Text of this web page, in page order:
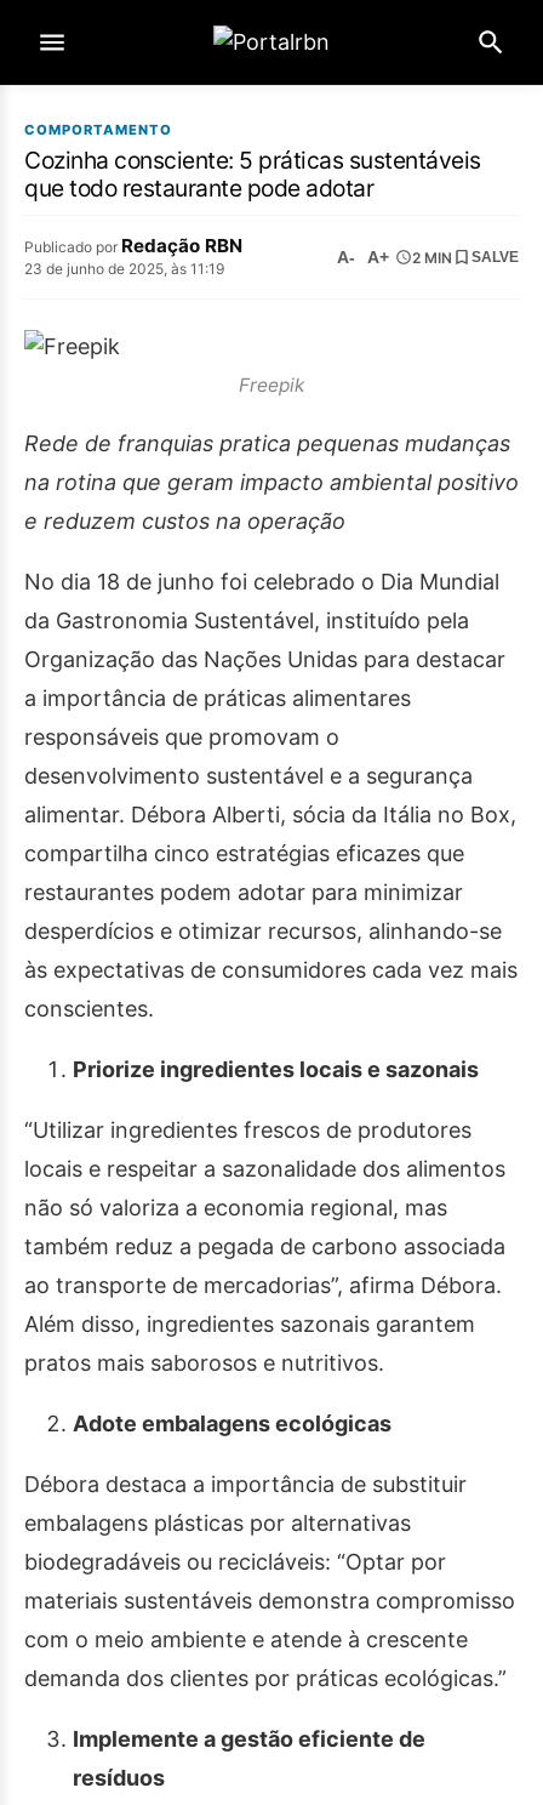
COMPORTAMENTO
Cozinha consciente: 5 práticas sustentáveis
que todo restaurante pode adotar
Publicado por Redação RBN
23 de junho de 2025, às 11:19
A- A+ 2 MIN SALVE
Freepik
Rede de franquias pratica pequenas mudanças
na rotina que geram impacto ambiental positivo
e reduzem custos na operação
No dia 18 de junho foi celebrado o Dia Mundial
da Gastronomia Sustentável, instituído pela
Organização das Nações Unidas para destacar
a importância de práticas alimentares
responsáveis que promovam o
desenvolvimento sustentável e a segurança
alimentar. Débora Alberti, sócia da Itália no Box,
compartilha cinco estratégias eficazes que
restaurantes podem adotar para minimizar
desperdícios e otimizar recursos, alinhando-se
às expectativas de consumidores cada vez mais
conscientes.
Priorize ingredientes locais e sazonais
“Utilizar ingredientes frescos de produtores
locais e respeitar a sazonalidade dos alimentos
não só valoriza a economia regional, mas
também reduz a pegada de carbono associada
ao transporte de mercadorias”, afirma Débora.
Além disso, ingredientes sazonais garantem
pratos mais saborosos e nutritivos.
Adote embalagens ecológicas
Débora destaca a importância de substituir
embalagens plásticas por alternativas
biodegradáveis ou recicláveis: “Optar por
materiais sustentáveis demonstra compromisso
com o meio ambiente e atende à crescente
demanda dos clientes por práticas ecológicas.”
Implemente a gestão eficiente de
resíduos